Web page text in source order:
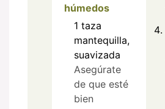
húmedos
1 taza
mantequilla,
suavizada
Asegúrate
de que esté
bien